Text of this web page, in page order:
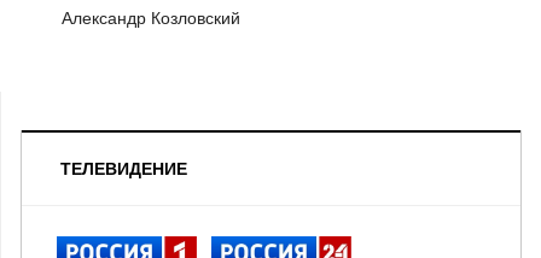
Александр Козловский
ТЕЛЕВИДЕНИЕ